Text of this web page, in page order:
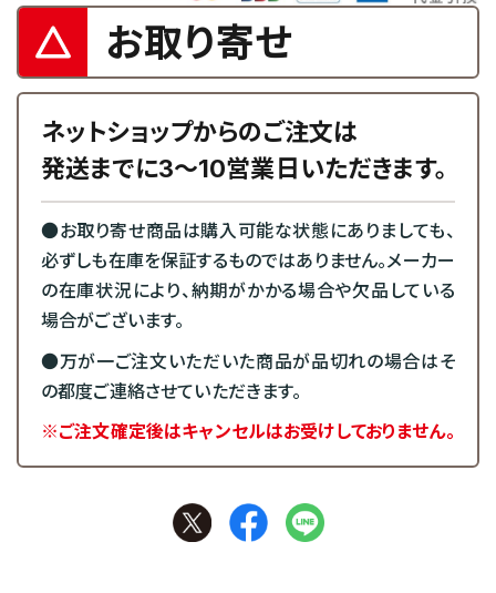
お取り寄せ
ネットショップからのご注文は
発送までに3～10営業日いただきます。
●お取り寄せ商品は購入可能な状態にありましても、
必ずしも在庫を保証するものではありません。メーカー
の在庫状況により、納期がかかる場合や欠品している
場合がございます。
●万が一ご注文いただいた商品が品切れの場合はそ
の都度ご連絡させていただきます。
※ご注文確定後はキャンセルはお受けしておりません。